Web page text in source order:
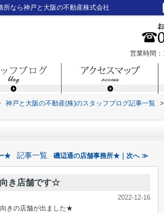
なら神戸と大阪の不動産株式会社
営業時間
神戸と大阪の不動産(株)のスタッフブログ記事一覧 >
★ 記事一覧 磯辺通の店舗事務所★｜次へ ≫
き店舗です☆
2022-12-16
きの店舗が出ました★